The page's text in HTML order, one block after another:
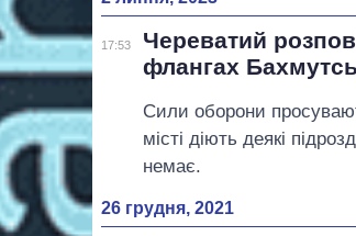
17:53
Череватий
флангах
Сили оборони
місті діють деякі
немає.
26 грудня, 2021